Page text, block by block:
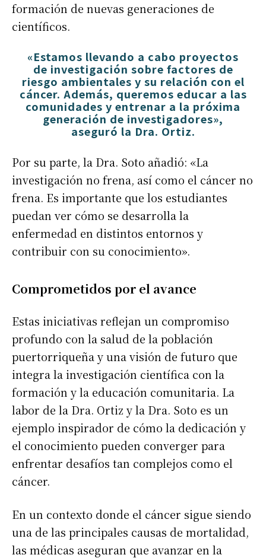
formación de nuevas generaciones de
científicos.
«Estamos llevando a cabo proyectos
de investigación sobre factores de
riesgo ambientales y su relación con el
cáncer. Además, queremos educar a las
comunidades y entrenar a la próxima
generación de investigadores»,
aseguró la Dra. Ortiz.
Por su parte, la Dra. Soto añadió: «La
investigación no frena, así como el cáncer no
frena. Es importante que los estudiantes
puedan ver cómo se desarrolla la
enfermedad en distintos entornos y
contribuir con su conocimiento».
Comprometidos por el avance
Estas iniciativas reflejan un compromiso
profundo con la salud de la población
puertorriqueña y una visión de futuro que
integra la investigación científica con la
formación y la educación comunitaria. La
labor de la Dra. Ortiz y la Dra. Soto es un
ejemplo inspirador de cómo la dedicación y
el conocimiento pueden converger para
enfrentar desafíos tan complejos como el
cáncer.
En un contexto donde el cáncer sigue siendo
una de las principales causas de mortalidad,
las médicas aseguran que avanzar en la